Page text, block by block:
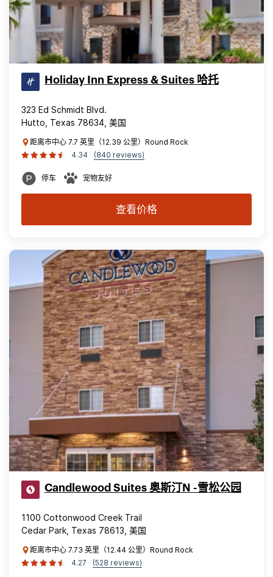
Holiday Inn Express & Suites 哈托
323 Ed Schmidt Blvd.
Hutto, Texas 78634, 美国
距离市中心 7.7 英里（12.39 公里）Round Rock
4.34
(840 reviews)
停车 宠物友好
查看价格
Candlewood Suites 奥斯汀N -雪松公园
1100 Cottonwood Creek Trail
Cedar Park, Texas 78613, 美国
距离市中心 7.73 英里（12.44 公里）Round Rock
4.27
(528 reviews)